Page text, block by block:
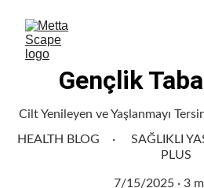
Gençlik
Cilt Yenileyen ve Yaşlanmayı
HEALTH BLOG
SAĞLIKLI
PLUS
7/15/2025 3